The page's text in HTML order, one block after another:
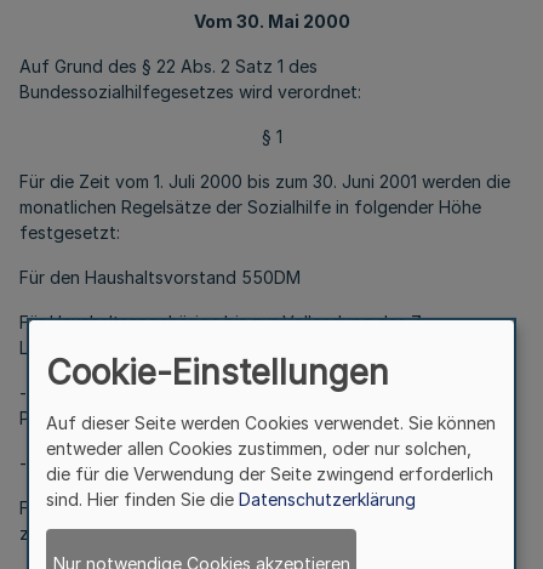
Vom 30. Mai 2000
Auf Grund des § 22 Abs. 2 Satz 1 des
Bundessozialhilfegesetzes wird verordnet:
§ 1
Für die Zeit vom 1. Juli 2000 bis zum 30. Juni 2001 werden die
monatlichen Regelsätze der Sozialhilfe in folgender Höhe
festgesetzt:
Für den Haushaltsvorstand 550DM
Für Haushaltsangehörige bis zur Vollendung des 7.
Lebensjahres
- beim Zusammenleben mit einer Person, die allein für die
Pflege und Erziehung sorgt 303 DM
- in den übrigen Fällen 275 DM.
Für Haushaltsangehörige vom Beginn des 8. Lebensjahres bis
zur Vollendung des 14. Lebensjahres 358 DM.
Cookie-Einstellungen
Auf dieser Seite werden Cookies verwendet. Sie können
entweder allen Cookies zustimmen, oder nur solchen,
die für die Verwendung der Seite zwingend erforderlich
sind. Hier finden Sie die Datenschutzerklärung
Nur notwendige Cookies akzeptieren